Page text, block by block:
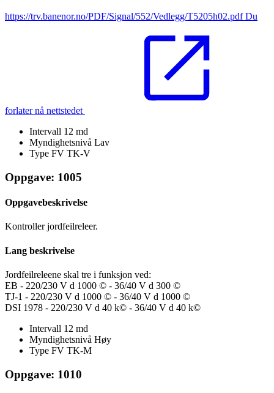
https://trv.banenor.no/PDF/Signal/552/Vedlegg/T5205h02.pdfDu
forlater nå nettstedet
Intervall 12 md
Myndighetsnivå Lav
Type FV TK-V
Oppgave: 1005
Oppgavebeskrivelse
Kontroller jordfeilreleer.
Lang beskrivelse
Jordfeilreleene skal tre i funksjon ved:
EB - 220/230 V d 1000 © - 36/40 V d 300 ©
TJ-1 - 220/230 V d 1000 © - 36/40 V d 1000 ©
DSI 1978 - 220/230 V d 40 k© - 36/40 V d 40 k©
Intervall 12 md
Myndighetsnivå Høy
Type FV TK-M
Oppgave: 1010